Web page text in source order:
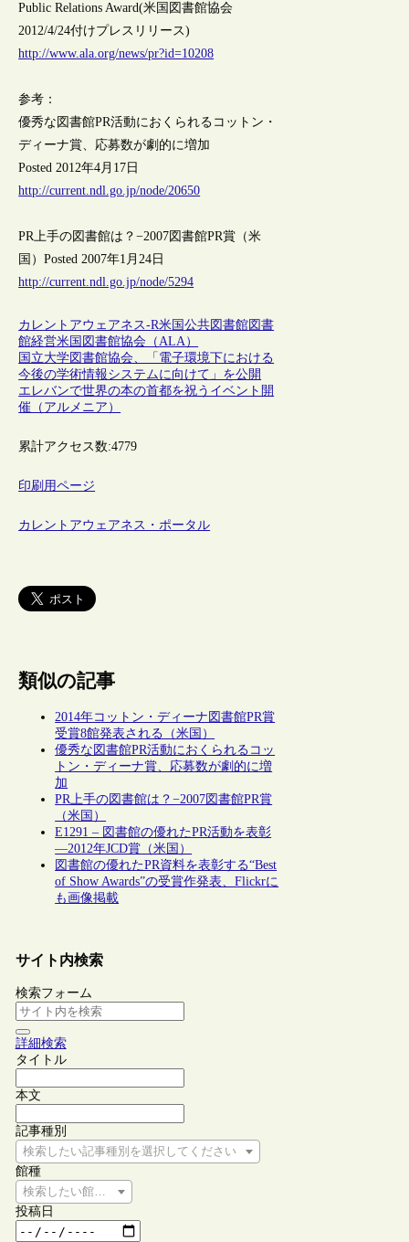
Public Relations Award(米国図書館協会
2012/4/24付けプレスリリース)
http://www.ala.org/news/pr?id=10208
参考：
優秀な図書館PR活動におくられるコットン・
ディーナ賞、応募数が劇的に増加
Posted 2012年4月17日
http://current.ndl.go.jp/node/20650
PR上手の図書館は？−2007図書館PR賞（米
国）Posted 2007年1月24日
http://current.ndl.go.jp/node/5294
カレントアウェアネス-R米国公共図書館図書
館経営米国図書館協会（ALA）
国立大学図書館協会、「電子環境下における
今後の学術情報システムに向けて」を公開
エレバンで世界の本の首都を祝うイベント開
催（アルメニア）
累計アクセス数:4779
印刷用ページ
カレントアウェアネス・ポータル
類似の記事
2014年コットン・ディーナ図書館PR賞
受賞8館発表される（米国）
優秀な図書館PR活動におくられるコッ
トン・ディーナ賞、応募数が劇的に増
加
PR上手の図書館は？−2007図書館PR賞
（米国）
E1291 – 図書館の優れたPR活動を表彰
―2012年JCD賞（米国）
図書館の優れたPR資料を表彰する“Best
of Show Awards”の受賞作発表、Flickrに
も画像掲載
サイト内検索
検索フォーム
詳細検索
タイトル
本文
記事種別
検索したい記事種別を選択してください
館種
検索したい館種を選択してください
投稿日